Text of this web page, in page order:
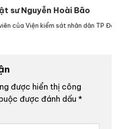
Hoài Bão
kiểm sát nhân dân TP Đà Nẵng.
được hiển thị công
được đánh dấu *